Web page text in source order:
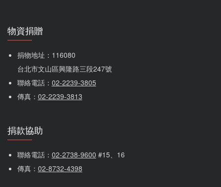
物資捐贈
捐物地址：116080
台北市文山區興隆路三段247號
聯絡電話： 02-2239-3805
傳真： 02-2239-3813
捐款協助
聯絡電話： 02-2738-9600 #15、16
傳真： 02-8732-4398